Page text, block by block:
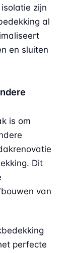
zijn
al
en sluiten
is om
Dit
van
perfecte